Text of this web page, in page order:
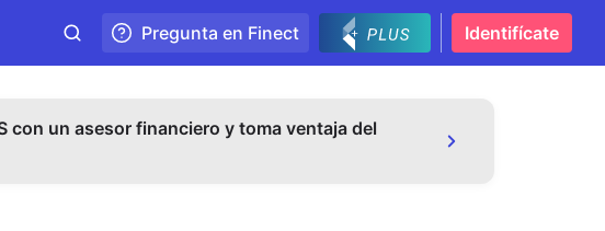
Pregunta en Finect Identifícate
con un asesor financiero y toma ventaja del